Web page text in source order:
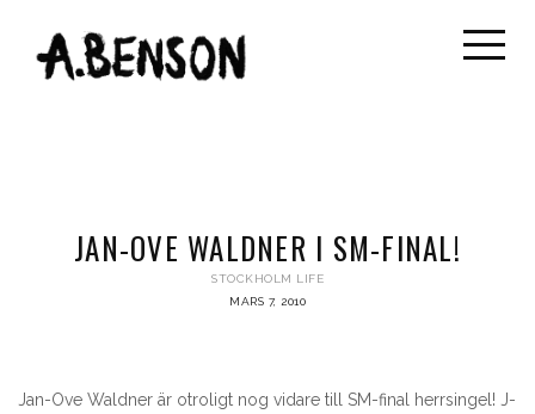
JAN-OVE WALDNER I SM-FINAL!
STOCKHOLM LIFE
MARS 7, 2010
Jan-Ove Waldner är otroligt nog vidare till SM-final herrsingel! J-